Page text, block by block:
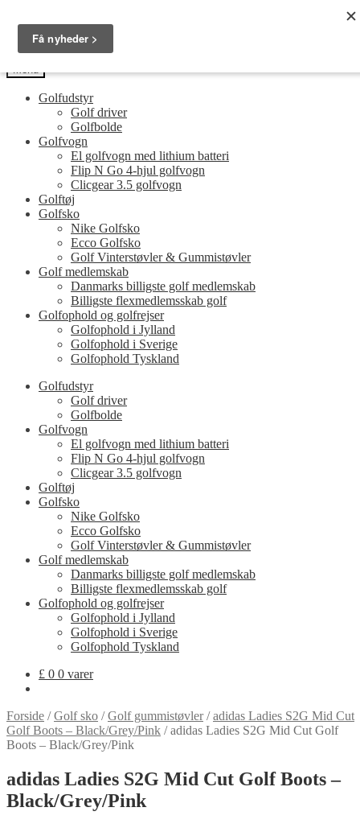
navigation
indhold
Guides og tips til dit næste golfudstyr
Menu
Golfudstyr
Golf driver
Golfbolde
Golfvogn
El golfvogn med lithium batteri
Flip N Go 4-hjul golfvogn
Clicgear 3.5 golfvogn
Golftøj
Golfsko
Nike Golfsko
Ecco Golfsko
Golf Vinterstøvler & Gummistøvler
Golf medlemskab
Danmarks billigste golf medlemskab
Billigste flexmedlemsskab golf
Golfophold og golfrejser
Golfophold i Jylland
Golfophold i Sverige
Golfophold Tyskland
Golfudstyr
Golf driver
Golfbolde
Golfvogn
El golfvogn med lithium batteri
Flip N Go 4-hjul golfvogn
Clicgear 3.5 golfvogn
Golftøj
Golfsko
Nike Golfsko
Ecco Golfsko
Golf Vinterstøvler & Gummistøvler
Golf medlemskab
Danmarks billigste golf medlemskab
Billigste flexmedlemsskab golf
Golfophold og golfrejser
Golfophold i Jylland
Golfophold i Sverige
Golfophold Tyskland
£ 0 0 varer
Forside /Golf sko /Golf gummistøvler/adidas Ladies S2G Mid Cut
Golf Boots – Black/Grey/Pink /adidas Ladies S2G Mid Cut Golf
Boots – Black/Grey/Pink
adidas Ladies S2G Mid Cut Golf Boots –
Black/Grey/Pink